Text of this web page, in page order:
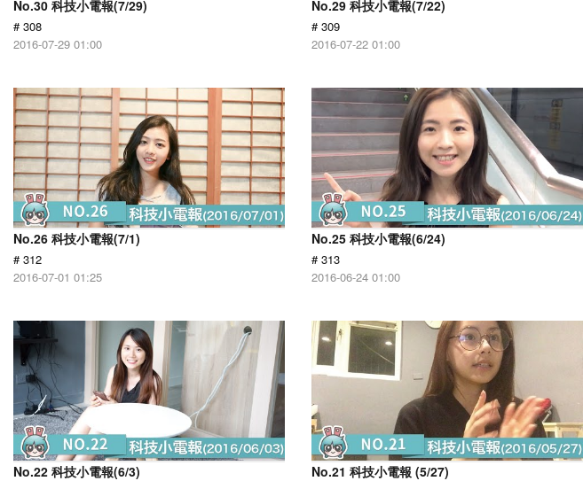
No.30 科技小電報(7/29)
# 308
2016-07-29 01:00
No.29 科技小電報(7/22)
# 309
2016-07-22 01:00
No.26 科技小電報(7/1)
# 312
2016-07-01 01:25
No.25 科技小電報(6/24)
# 313
2016-06-24 01:00
No.22 科技小電報(6/3) No.21 科技小電報 (5/27)